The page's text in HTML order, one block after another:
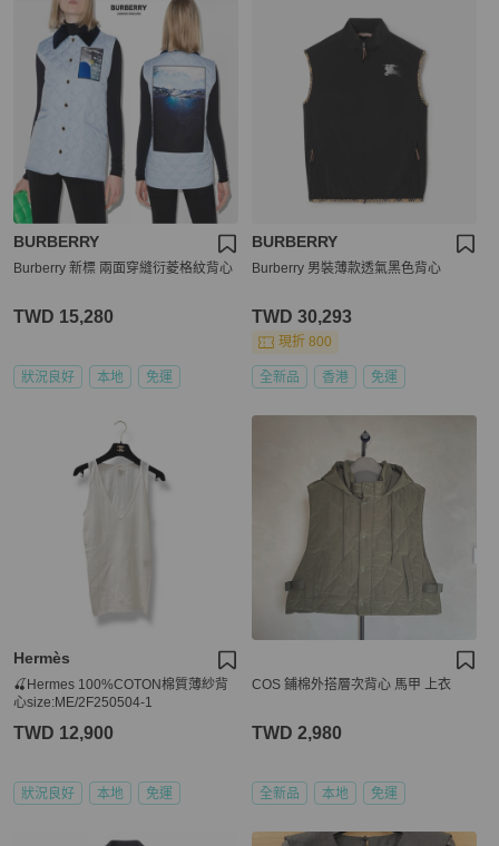
BURBERRY
Burberry 新標 兩面穿縫衍菱格紋背心
TWD 15,280
狀況良好 本地 免運
BURBERRY
Burberry 男裝薄款透氣黑色背心
TWD 30,293
現折 800
全新品 香港 免運
Hermès
🍒Hermes 100%COTON棉質薄紗背
心size:ME/2F250504-1
TWD 12,900
狀況良好 本地 免運
COS 鋪棉外搭層次背心 馬甲 上衣
TWD 2,980
全新品 本地 免運